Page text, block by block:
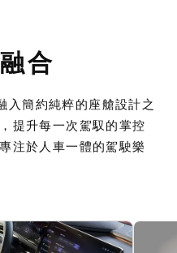
合
簡約純粹的座艙設計之
提升每一次駕馭的掌控
注於人車一體的駕駛樂